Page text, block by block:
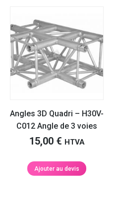
Angles 3D Quadri – H30V-
C012 Angle de 3 voies
15,00 € HTVA
Ajouter au devis